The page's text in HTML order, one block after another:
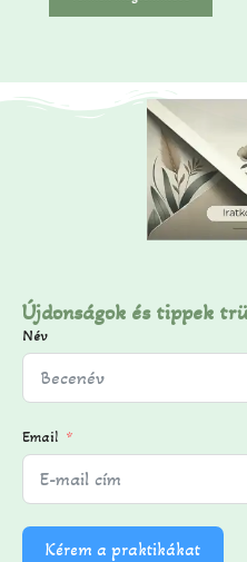
l
Újdonságok és tippek
Név
Email
Kérem a praktikákat